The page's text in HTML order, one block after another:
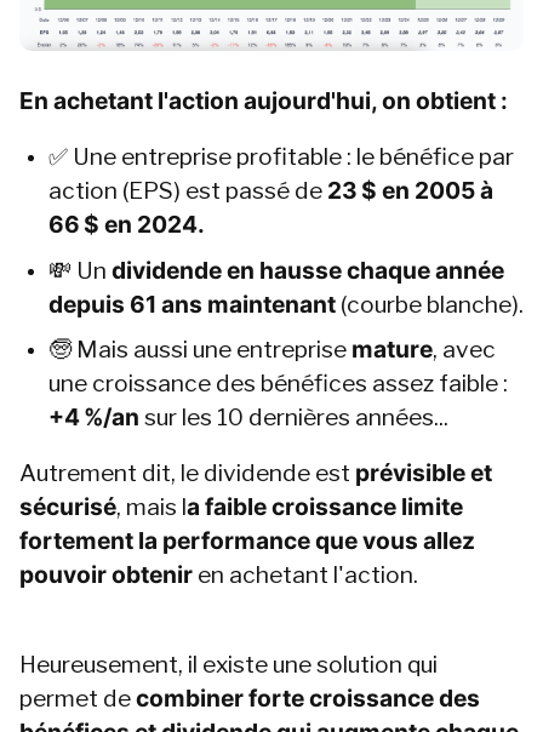
En achetant l'action aujourd'hui, on obtient :
✅ Une entreprise profitable : le bénéfice par
action (EPS) est passé de 23 $ en 2005 à
66 $ en 2024.
💸 Un dividende en hausse chaque année
depuis 61 ans maintenant (courbe blanche).
🧓 Mais aussi une entreprise mature, avec
une croissance des bénéfices assez faible :
+4 %/an sur les 10 dernières années...
Autrement dit, le dividende est prévisible et
sécurisé, mais la faible croissance limite
fortement la performance que vous allez
pouvoir obtenir en achetant l'action.
Heureusement, il existe une solution qui
permet de combiner forte croissance des